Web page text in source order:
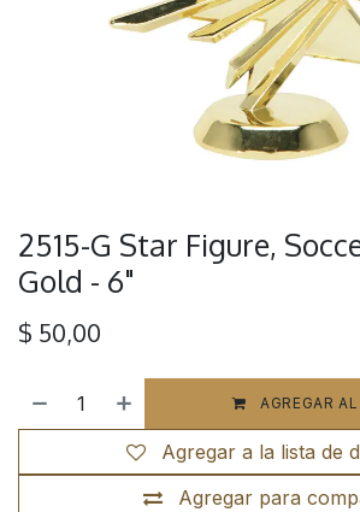
2515-G Star Figure,
Gold - 6"
$ 50,00
AGREGAR
Agregar para
Agregar a la lista de